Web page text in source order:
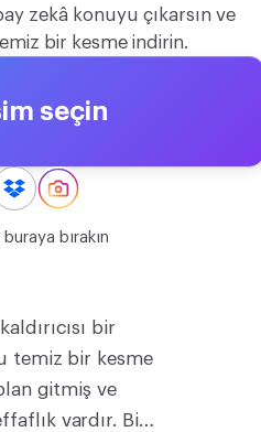
zekâ konuyu çıkarsın ve
bir kesme indirin.
seçin
bırakın
bir
temiz bir kesme
gitmiş ve
vardır. Bir